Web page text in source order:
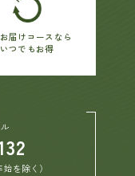
届けコースなら
いつでもお得
を除く）